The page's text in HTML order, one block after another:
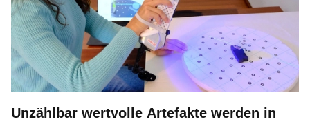
Unzählbar wertvolle Artefakte werden in